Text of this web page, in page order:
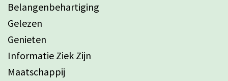
Belangenbehartiging
Gelezen
Genieten
Informatie Ziek Zijn
Maatschappij